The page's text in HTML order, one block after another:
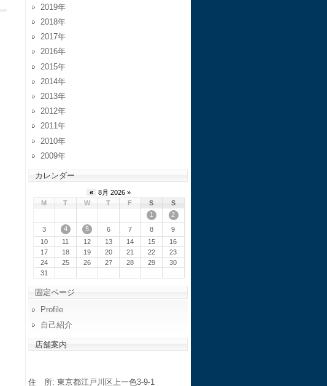
2019
2018
2017
2016
2015
2014
2013
2012
2011
2010
2009
カレンダー
«
8月 2026 »
M
T W T F S
S
1
2
3
4 5 6 7 8
9
10
11 12 13 14 15
16
17
18 19 20 21 22
23
24
25 26 27 28 29
30
31
固定ページ
Profile
自己紹介
店舗案内
住 所: 東京都江戸川区上一色3-9-1